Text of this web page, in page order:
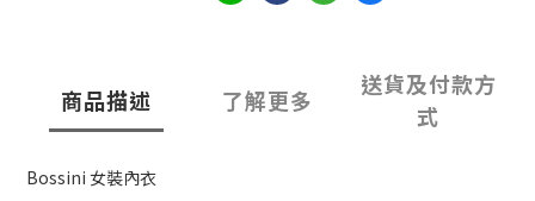
商品描述 了解更多
送貨及付款方
式
Bossini 女裝內衣